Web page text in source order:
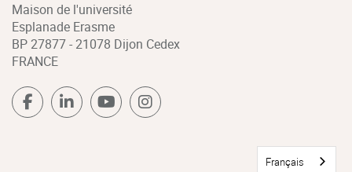
Maison de l'université
Esplanade Erasme
BP 27877 - 21078 Dijon Cedex
FRANCE
Français